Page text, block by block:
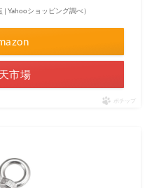
Yahooショッピング調べ）
市場
ポチップ